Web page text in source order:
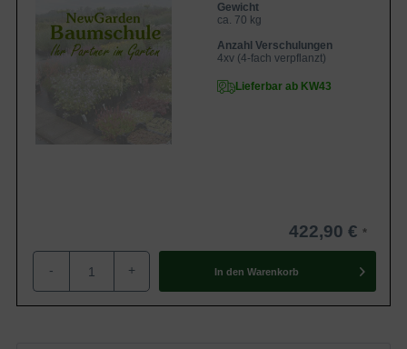
Gewicht
ca. 70 kg
Anzahl Verschulungen
4xv (4-fach verpflanzt)
Lieferbar ab KW43
422,90 €
- + In den Warenkorb